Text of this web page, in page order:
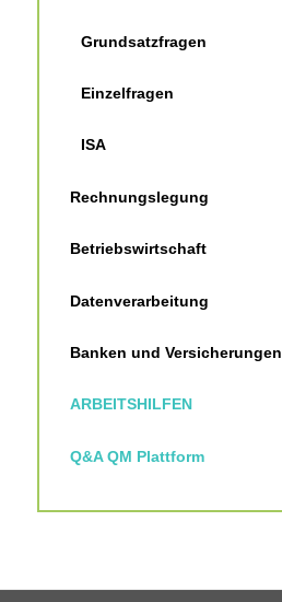
Grundsatzfragen
Einzelfragen
ISA
Rechnungslegung
Betriebswirtschaft
Datenverarbeitung
Banken und Versicherungen
ARBEITSHILFEN
Q&A QM Plattform